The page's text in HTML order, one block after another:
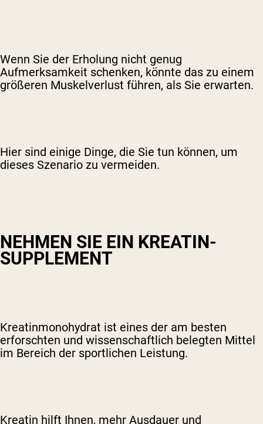
Wenn Sie der Erholung nicht genug
Aufmerksamkeit schenken, könnte das zu einem
größeren Muskelverlust führen, als Sie erwarten.
Hier sind einige Dinge, die Sie tun können, um
dieses Szenario zu vermeiden.
NEHMEN SIE EIN KREATIN-
SUPPLEMENT
Kreatinmonohydrat ist eines der am besten
erforschten und wissenschaftlich belegten Mittel
im Bereich der sportlichen Leistung.
Kreatin hilft Ihnen, mehr Ausdauer und